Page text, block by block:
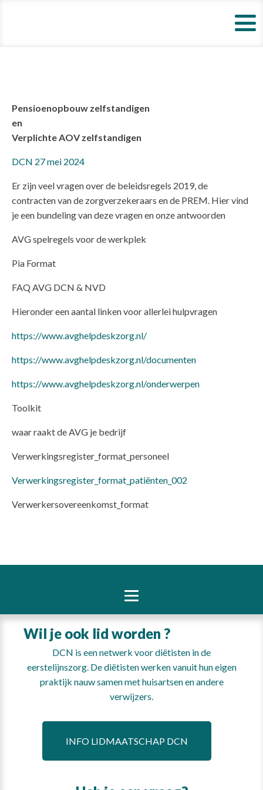
Pensioenopbouw zelfstandigen
en
VerplichteAOV zelfstandigen
DCN 27 mei 2024
Er zijn veel vragen over de beleidsregels 2019, de
contracten van de zorgverzekeraars en de PREM. Hier vind
je een bundeling van deze vragen en onze antwoorden
AVG spelregels voor de werkplek
Pia Format
FAQ AVG DCN & NVD
Hieronder een aantal linken voor allerlei hulpvragen
https://www.avghelpdeskzorg.nl/
https://www.avghelpdeskzorg.nl/documenten
https://www.avghelpdeskzorg.nl/onderwerpen
Toolkit
waar raakt de AVG je bedrijf
Verwerkingsregister_format_personeel
Verwerkingsregister_format_patiënten_002
Verwerkersovereenkomst_format
Wil je ook lid worden ?
DCN is een netwerk voor diëtisten in de
eerstelijnszorg. De diëtisten werken vanuit hun eigen
praktijk nauw samen met huisartsen en andere
verwijzers.
INFO LIDMAATSCHAP DCN